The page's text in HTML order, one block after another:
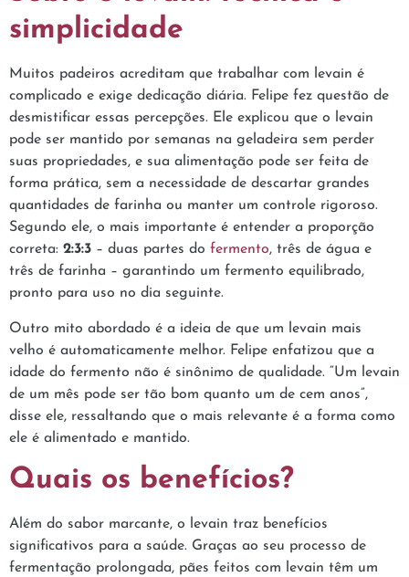
simplicidade
Muitos padeiros acreditam que trabalhar com levain é
complicado e exige dedicação diária. Felipe fez questão de
desmistificar essas percepções. Ele explicou que o levain
pode ser mantido por semanas na geladeira sem perder
suas propriedades, e sua alimentação pode ser feita de
forma prática, sem a necessidade de descartar grandes
quantidades de farinha ou manter um controle rigoroso.
Segundo ele, o mais importante é entender a proporção
correta: 2:3:3 – duas partes do fermento, três de água e
três de farinha – garantindo um fermento equilibrado,
pronto para uso no dia seguinte.
Outro mito abordado é a ideia de que um levain mais
velho é automaticamente melhor. Felipe enfatizou que a
idade do fermento não é sinônimo de qualidade. “Um levain
de um mês pode ser tão bom quanto um de cem anos”,
disse ele, ressaltando que o mais relevante é a forma como
ele é alimentado e mantido.
Quais os benefícios?
Além do sabor marcante, o levain traz benefícios
significativos para a saúde. Graças ao seu processo de
fermentação prolongada, pães feitos com levain têm um